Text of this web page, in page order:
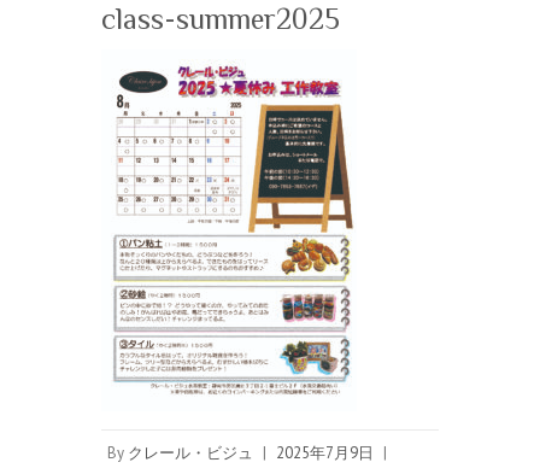
class-summer2025
By クレール・ビジュ | 2025年7月9日 |